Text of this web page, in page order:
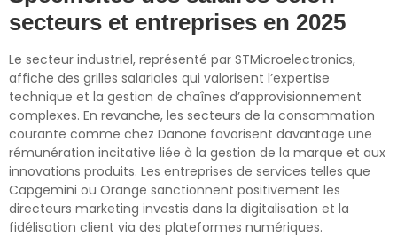
secteurs et entreprises en 2025
Le secteur industriel, représenté par STMicroelectronics,
affiche des grilles salariales qui valorisent l’expertise
technique et la gestion de chaînes d’approvisionnement
complexes. En revanche, les secteurs de la consommation
courante comme chez Danone favorisent davantage une
rémunération incitative liée à la gestion de la marque et aux
innovations produits. Les entreprises de services telles que
Capgemini ou Orange sanctionnent positivement les
directeurs marketing investis dans la digitalisation et la
fidélisation client via des plateformes numériques.